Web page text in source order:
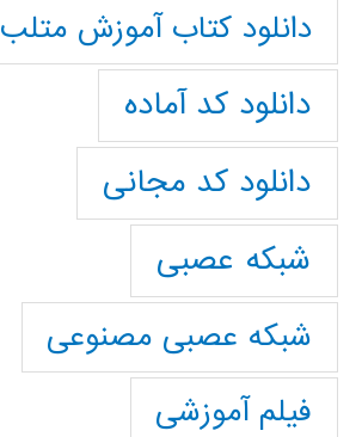
دانلود کتاب آموزش متلب
دانلود کد آماده
دانلود کد مجانی
شبکه عصبی
شبکه عصبی مصنوعی
فیلم آموزشی